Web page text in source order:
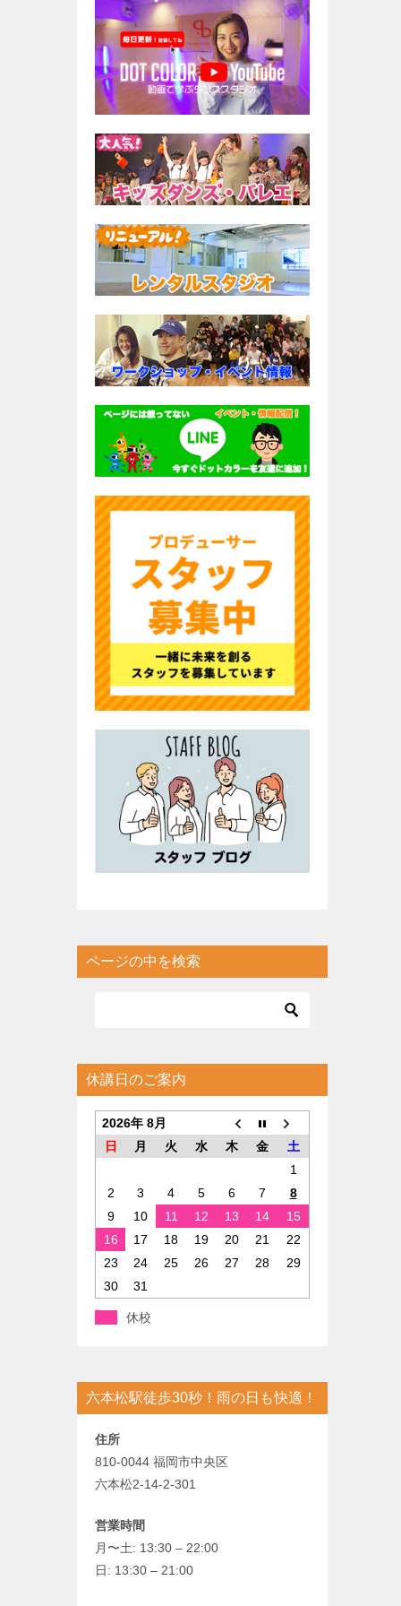
ページの中を検索
休講日のご案内
2026年 8月
日
月 火 水 木 金
土
1
2
3 4 5 6 7
8
9
10 11 12 13 14
15
16
17 18 19 20 21
22
23
24 25 26 27 28
29
30
31
休校
六本松駅徒歩30秒！雨の日も快適！
住所
810-0044 福岡市中央区
六本松2-14-2-301
営業時間
月〜土: 13:30 – 22:00
日: 13:30 – 21:00